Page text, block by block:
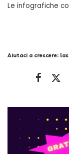
Le infografiche
Aiutaci a crescere: